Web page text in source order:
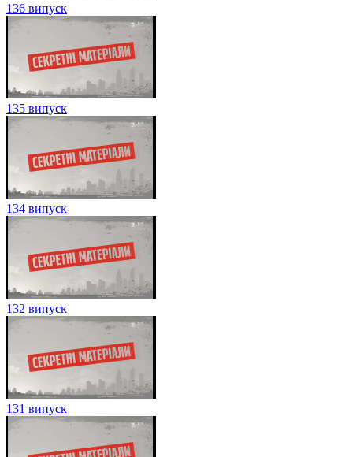
136 випуск
135 випуск
134 випуск
132 випуск
131 випуск